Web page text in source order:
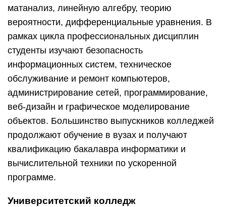
матанализ, линейную алгебру, теорию
вероятности, дифференциальные уравнения. В
рамках цикла профессиональных дисциплин
студенты изучают безопасность
информационных систем, техническое
обслуживание и ремонт компьютеров,
администрирование сетей, программирование,
веб-дизайн и графическое моделирование
объектов. Большинство выпускников колледжей
продолжают обучение в вузах и получают
квалификацию бакалавра информатики и
вычислительной техники по ускоренной
программе.
Университетский колледж